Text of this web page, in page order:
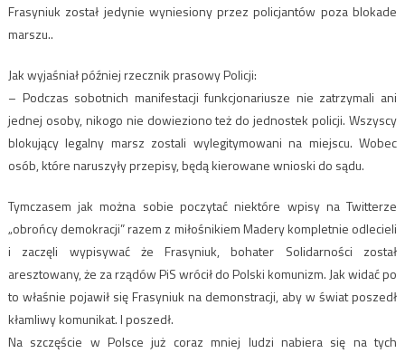
Frasyniuk został jedynie wyniesiony przez policjantów poza blokade
marszu..
Jak wyjaśniał później rzecznik prasowy Policji:
– Podczas sobotnich manifestacji funkcjonariusze nie zatrzymali ani
jednej osoby, nikogo nie dowieziono też do jednostek policji. Wszyscy
blokujący legalny marsz zostali wylegitymowani na miejscu. Wobec
osób, które naruszyły przepisy, będą kierowane wnioski do sądu.
Tymczasem jak można sobie poczytać niektóre wpisy na Twitterze
„obrońcy demokracji” razem z miłośnikiem Madery kompletnie odlecieli
i zaczęli wypisywać że Frasyniuk, bohater Solidarności został
aresztowany, że za rządów PiS wrócił do Polski komunizm. Jak widać po
to właśnie pojawił się Frasyniuk na demonstracji, aby w świat poszedł
kłamliwy komunikat. I poszedł.
Na szczęście w Polsce już coraz mniej ludzi nabiera się na tych